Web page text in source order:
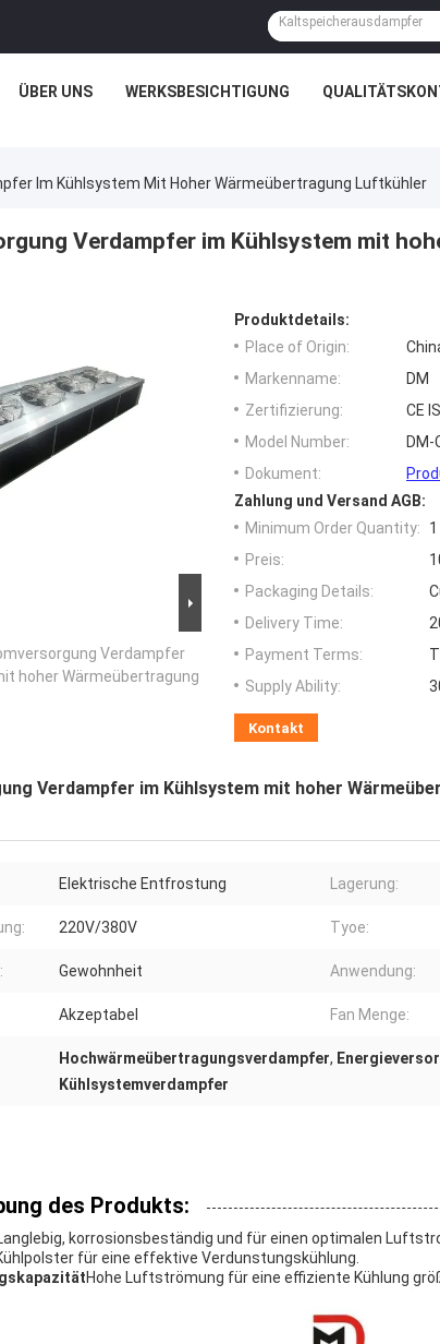
ÜBER UNS WERKSBESICHTIGUNG
Im Kühlsystem Mit Hoher Wärmeübertragung Luftkühler
Verdampfer im Kühlsystem mit
Verdampfer
hoher Wärmeübertragung
Produktdetails:
Place of Origin:
Markenname:
DM
Zertifizierung:
CE
Model Number:
DM-
Dokument:
Zahlung und Versand AGB:
Minimum Order Quantity:
1
Preis:
Packaging Details:
Delivery Time:
Payment Terms:
Supply Ability:
Kontakt
Verdampfer im Kühlsystem mit hoher
Elektrische Entfrostung Lagerung:
220V/380V Tyoe:
Gewohnheit Anwendung:
Akzeptabel Fan Menge:
Hochwärmeübertragungsverdampfer,
Kühlsystemverdampfer
des Produkts:
korrosionsbeständig und für einen optimalen
für eine effektive Verdunstungskühlung.
Hohe Luftströmung für eine effiziente Kühlung